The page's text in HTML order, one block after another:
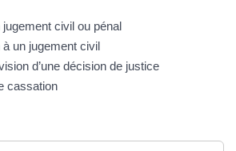
jugement civil ou pénal
un jugement civil
d’une décision de justice
cassation